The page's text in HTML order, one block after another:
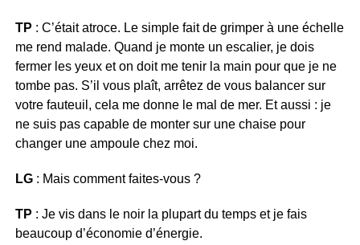
TP : C’était atroce. Le simple fait de grimper à une échelle
me rend malade. Quand je monte un escalier, je dois
fermer les yeux et on doit me tenir la main pour que je ne
tombe pas. S’il vous plaît, arrêtez de vous balancer sur
votre fauteuil, cela me donne le mal de mer. Et aussi : je
ne suis pas capable de monter sur une chaise pour
changer une ampoule chez moi.
LG: Mais comment faites-vous ?
TP : Je vis dans le noir la plupart du temps et je fais
beaucoup d’économie d’énergie.